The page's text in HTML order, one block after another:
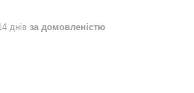
днів за домовленістю